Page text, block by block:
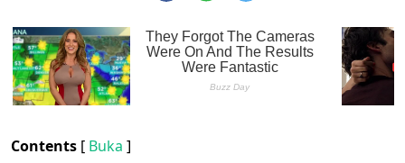
Contents [ Buka ]